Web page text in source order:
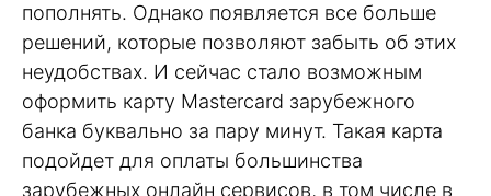
пополнять. Однако появляется все больше
решений, которые позволяют забыть об этих
неудобствах. И сейчас стало возможным
оформить карту Mastercard зарубежного
банка буквально за пару минут. Такая карта
подойдет для оплаты большинства
зарубежных онлайн сервисов, в том числе в